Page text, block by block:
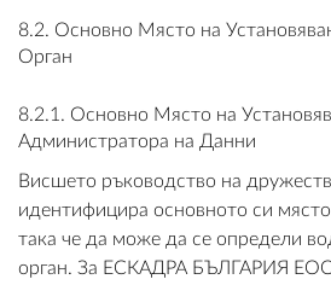
8.2. Основно Място на
Орган
8.2.1. Основно Място на
Администратора на Данни
Висшето ръководство на
идентифицира основното си място
така че да може да се определи
орган. За ЕСКАДРА БЪЛГАРИЯ